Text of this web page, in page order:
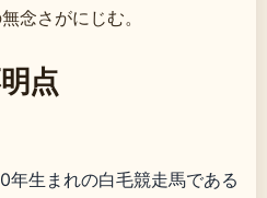
念さがにじむ。
点
年生まれの白毛競走馬である